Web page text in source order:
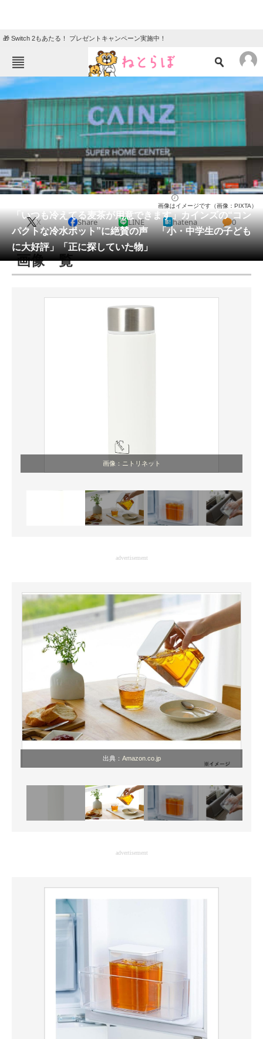
🎁 Switch 2もあたる！ プレゼントキャンペーン実施中！
ねとらぼメニュー
TOP ニュース
クイズ
住まい 教育・育児
動物 リサーチ
会員記事
メディア
注目記事を集めた総合ページ
経営リーダーのコミュニティ
マーケ×ITの今がよく分かる
ITエンジニア向け専門サイト
製造業のIT導入・活用を支援
モノづくり技術者専門サイト
エレクトロニクス専門サイト
電子設計の基本と応用
エネルギーの専門メディア
建設×テクノロジーの最前線
「いつも冷えてる麦茶が用意できます」カインズの“コン
パクトな冷水ポット”に絶賛の声 「小・中学生の子ども
に大好評」「正に探していた物」
画像はイメージです（画像：PIXTA）
X Share LINE hatena 0
画像一覧
画像：ニトリネット
advertisement
出典： Amazon.co.jp
advertisement